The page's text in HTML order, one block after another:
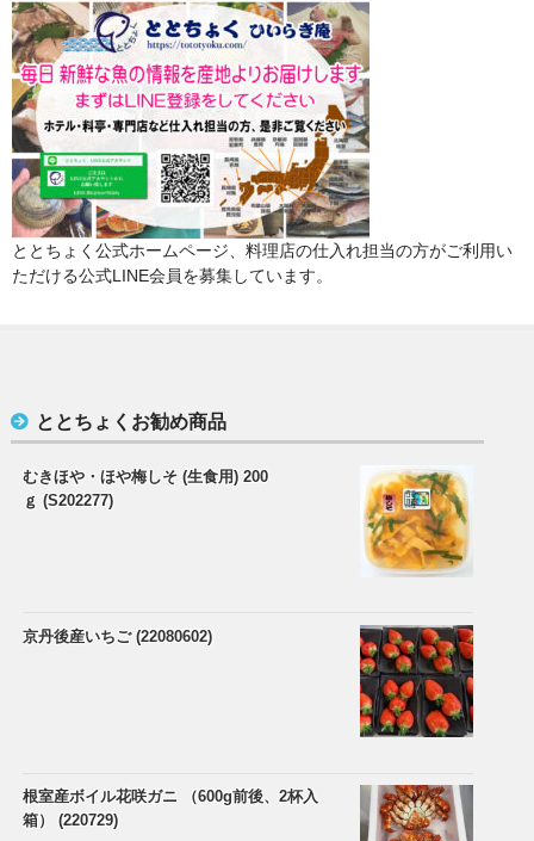
ととちょく公式ホームページ、料理店の仕入れ担当の方がご利用い
ただける公式LINE会員を募集しています。
ととちょくお勧め商品
むきほや・ほや梅しそ (生食用) 200
ｇ (S202277)
京丹後産いちご (22080602)
根室産ボイル花咲ガニ （600g前後、2杯入
箱） (220729)